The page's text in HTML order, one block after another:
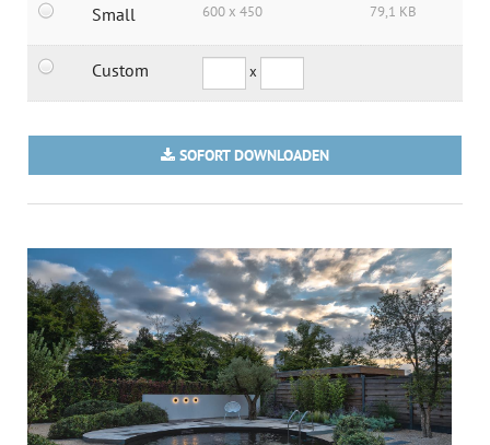
Small 600 x 450 79,1 KB
Custom x
SOFORT DOWNLOADEN